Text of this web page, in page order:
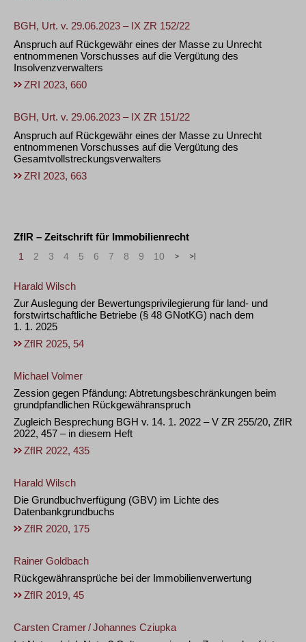
BGH, Urt. v. 29.06.2023 – IX ZR 152/22
Anspruch auf Rückgewähr eines der Masse zu Unrecht
entnommenen Vorschusses auf die Vergütung des
Insolvenzverwalters
ZRI 2023, 660
BGH, Urt. v. 29.06.2023 – IX ZR 151/22
Anspruch auf Rückgewähr eines der Masse zu Unrecht
entnommenen Vorschusses auf die Vergütung des
Gesamtvollstreckungsverwalters
ZRI 2023, 663
ZfIR – Zeitschrift für Immobilienrecht
1 2 3 4 5 6 7 8 9 10 > »
Harald Wilsch
Zur Auslegung der Bewertungsprivilegierung für land- und
forstwirtschaftliche Betriebe (§ 48 GNotKG) nach dem
1. 1. 2025
ZfIR 2025, 54
Michael Volmer
Zession gegen Pfändung: Abtretungsbeschränkungen beim
grundpfandlichen Rückgewähranspruch
Zugleich Besprechung BGH v. 14. 1. 2022 – V ZR 255/20, ZfIR
2022, 457 – in diesem Heft
ZfIR 2022, 435
Harald Wilsch
Die Grundbuchverfügung (GBV) im Lichte des
Datenbankgrundbuchs
ZfIR 2020, 175
Rainer Goldbach
Rückgewähransprüche bei der Immobilienverwertung
ZfIR 2019, 45
Carsten Cramer/Johannes Cziupka